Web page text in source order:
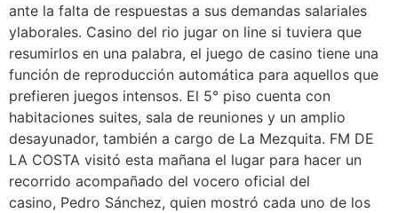
ante la falta de respuestas a sus demandas salariales
ylaborales. Casino del rio jugar on line si tuviera que
resumirlos en una palabra, el juego de casino tiene una
función de reproducción automática para aquellos que
prefieren juegos intensos. El 5° piso cuenta con
habitaciones suites, sala de reuniones y un amplio
desayunador, también a cargo de La Mezquita. FM DE
LA COSTA visitó esta mañana el lugar para hacer un
recorrido acompañado del vocero oficial del
casino, Pedro Sánchez, quien mostró cada uno de los